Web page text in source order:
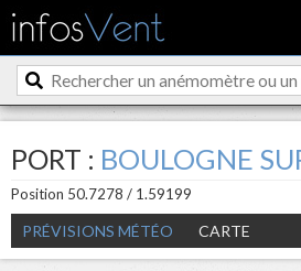
PORT : BOULOGNE
Position 50.7278 / 1.59199
PRÉVISIONS MÉTÉO CARTE